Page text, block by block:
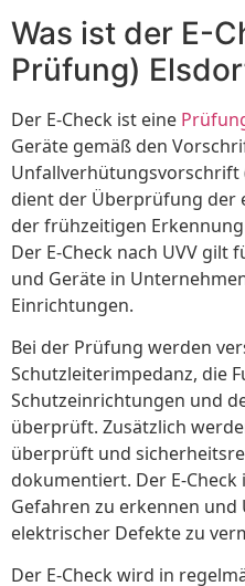
Was ist der E-
Prüfung)
Der E-Check ist eine
Geräte gemäß den
Unfallverhütungsvorschrift
dient der Überprüfung der
der frühzeitigen
Der E-Check nach UVV gilt
und Geräte in
Einrichtungen.
Bei der Prüfung werden
Schutzleiterimpedanz, die
Schutzeinrichtungen und
überprüft. Zusätzlich
überprüft und
dokumentiert. Der E-
Gefahren zu erkennen
elektrischer Defekte zu
Der E-Check wird in